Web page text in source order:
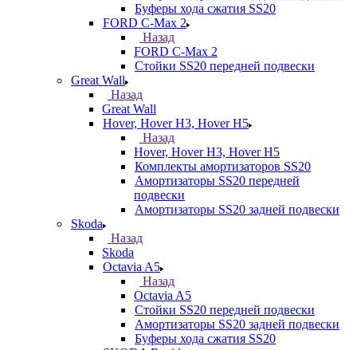
Буферы хода сжатия SS20
FORD C-Max 2
Назад
FORD C-Max 2
Стойки SS20 передней подвески
Great Wall
Назад
Great Wall
Hover, Hover H3, Hover H5
Назад
Hover, Hover H3, Hover H5
Комплекты амортизаторов SS20
Амортизаторы SS20 передней
подвески
Амортизаторы SS20 задней подвески
Skoda
Назад
Skoda
Octavia A5
Назад
Octavia A5
Стойки SS20 передней подвески
Амортизаторы SS20 задней подвески
Буферы хода сжатия SS20